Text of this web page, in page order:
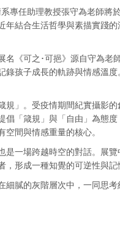
專任助理教授張守為老師將
年結合生活哲學與素描實踐
名《可之･可挹》源自守為
錄孩子成長的軌跡與情感溫
規」。受疫情期間紀實攝影
倡「箴規」與「自由」為態
間與情感重量的核心。
是一場跨越時空的對話。展
形成一種知覺的可逆性與記
膩的灰階層次中，一同思考